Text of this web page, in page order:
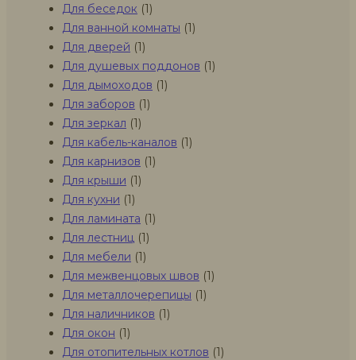
Для беседок (1)
Для ванной комнаты (1)
Для дверей (1)
Для душевых поддонов (1)
Для дымоходов (1)
Для заборов (1)
Для зеркал (1)
Для кабель-каналов (1)
Для карнизов (1)
Для крыши (1)
Для кухни (1)
Для ламината (1)
Для лестниц (1)
Для мебели (1)
Для межвенцовых швов (1)
Для металлочерепицы (1)
Для наличников (1)
Для окон (1)
Для отопительных котлов (1)